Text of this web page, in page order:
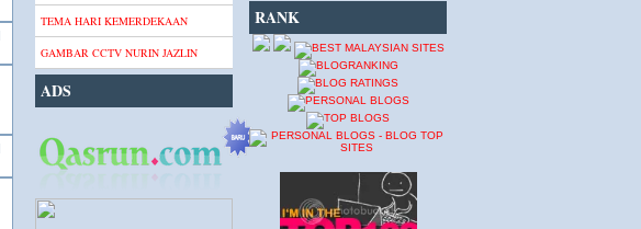
TEMA HARI KEMERDEKAAN
GAMBAR CCTV NURIN JAZLIN
ADS
RANK